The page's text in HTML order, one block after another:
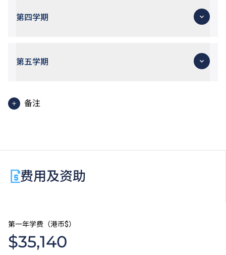
第四学期
第五学期
备注
费用及资助
第一年学费（港币$）
$35,140